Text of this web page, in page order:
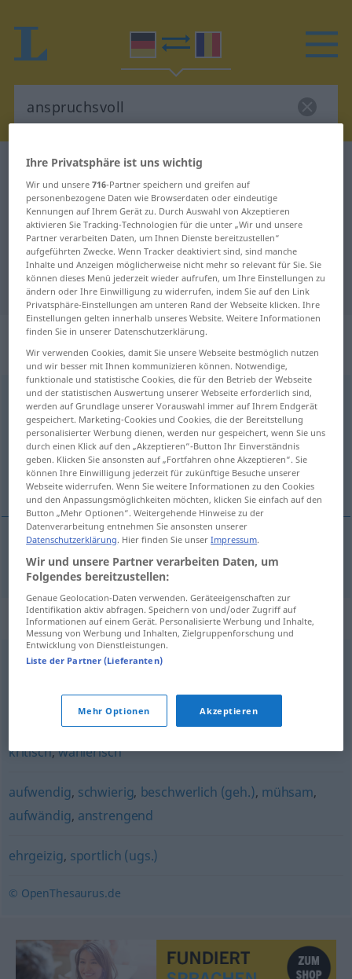
Deutsch-Rumänisch Wörterbuch
Deutsch-Rumänisch Übersetzung
für "anspruchsvoll"
"anspruchsvoll" Rumänisch
Übersetzung
„anspruchsvoll“: Adjektiv,
Eigenschaftswort
anspruchsvolladj
Übersicht aller Übersetzungen
(Für mehr Details die Übersetzung anklicken/antippen)
pretențios
pretențios anspruchsvoll
Synonyme für "anspruchsvoll"
kritisch,wählerisch
aufwendig, schwierig, beschwerlich (geh.), mühsam,
aufwändig, anstrengend
ehrgeizig, sportlich (ugs.)
© OpenThesaurus.de
Ihre Privatsphäre ist uns wichtig
Wir und unsere716-Partner speichern und greifen auf
personenbezogene Daten wie Browserdaten oder eindeutige
Kennungen auf Ihrem Gerät zu. Durch Auswahl von Akzeptieren
aktivieren Sie Tracking-Technologien für die unter „Wir und unsere
Partner verarbeiten Daten, um Ihnen Dienste bereitzustellen“
aufgeführten Zwecke. Wenn Tracker deaktiviert sind, sind manche
Inhalte und Anzeigen möglicherweise nicht mehr so relevant für Sie. Sie
können dieses Menü jederzeit wieder aufrufen, um Ihre Einstellungen zu
ändern oder Ihre Einwilligung zu widerrufen, indem Sie auf den Link
Privatsphäre-Einstellungen am unteren Rand der Webseite klicken. Ihre
Einstellungen gelten innerhalb unseres Website. Weitere Informationen
finden Sie in unserer Datenschutzerklärung.
Wir verwenden Cookies, damit Sie unsere Webseite bestmöglich nutzen
und wir besser mit Ihnen kommunizieren können. Notwendige,
funktionale und statistische Cookies, die für den Betrieb der Webseite
und der statistischen Auswertung unserer Webseite erforderlich sind,
werden auf Grundlage unserer Vorauswahl immer auf Ihrem Endgerät
gespeichert. Marketing-Cookies und Cookies, die der Bereitstellung
personalisierter Werbung dienen, werden nur gespeichert, wenn Sie uns
durch einen Klick auf den „Akzeptieren“-Button Ihr Einverständnis
geben. Klicken Sie ansonsten auf „Fortfahren ohne Akzeptieren“. Sie
können Ihre Einwilligung jederzeit für zukünftige Besuche unserer
Webseite widerrufen. Wenn Sie weitere Informationen zu den Cookies
und den Anpassungsmöglichkeiten möchten, klicken Sie einfach auf den
Button „Mehr Optionen“. Weitergehende Hinweise zu der
Datenverarbeitung entnehmen Sie ansonsten unserer
Datenschutzerklärung. Hier finden Sie unserImpressum.
Wir und unsere Partner verarbeiten Daten, um
Folgendes bereitzustellen:
Genaue Geolocation-Daten verwenden. Geräteeigenschaften zur
Identifikation aktiv abfragen. Speichern von und/oder Zugriff auf
Informationen auf einem Gerät. Personalisierte Werbung und Inhalte,
Messung von Werbung und Inhalten, Zielgruppenforschung und
Entwicklung von Dienstleistungen.
Liste der Partner (Lieferanten)
Mehr Optionen Akzeptieren